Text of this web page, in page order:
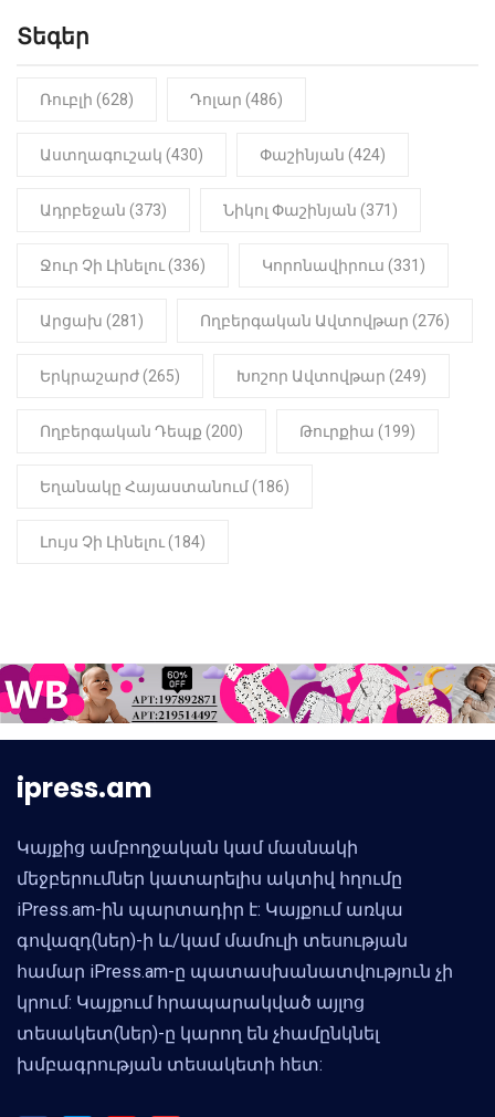
Տեգեր
Ռուբլի (628) Դոլար (486)
Աստղագուշակ (430) Փաշինյան (424)
Ադրբեջան (373) Նիկոլ Փաշինյան (371)
Ջուր Չի Լինելու (336) Կորոնավիրուս (331)
Արցախ (281) Ողբերգական Ավտովթար (276)
Երկրաշարժ (265) Խոշոր Ավտովթար (249)
Ողբերգական Դեպք (200) Թուրքիա (199)
Եղանակը Հայաստանում (186)
Լույս Չի Լինելու (184)
ipress.am
Կայքից ամբողջական կամ մասնակի
մեջբերումներ կատարելիս ակտիվ հղումը
iPress.am-ին պարտադիր է: Կայքում առկա
գովազդ(ներ)-ի և/կամ մամուլի տեսության
համար iPress.am-ը պատասխանատվություն չի
կրում: Կայքում հրապարակված այլոց
տեսակետ(ներ)-ը կարող են չհամընկնել
խմբագրության տեսակետի հետ: